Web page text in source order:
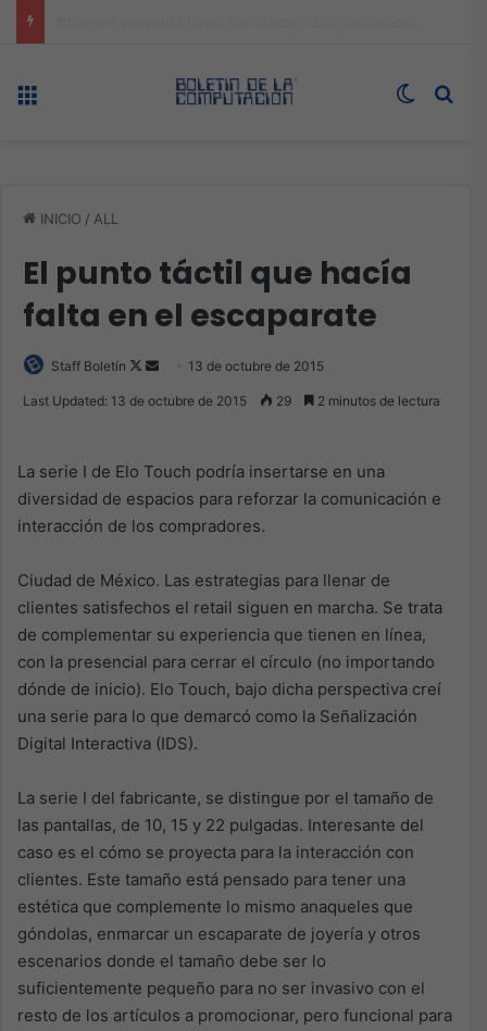
Switch
INICIO / ALL
El punto táctil que hacía
falta en el escaparate
Staff Boletín
Follow
Send 13 de octubre de 2015
Last Updated: 13 de octubre de 2015 29 2 minutos de lectura
La serie I de Elo Touch podría insertarse en una
diversidad de espacios para reforzar la comunicación e
interacción de los compradores.
Ciudad de México. Las estrategias para llenar de
clientes satisfechos el retail siguen en marcha. Se trata
de complementar su experiencia que tienen en línea,
con la presencial para cerrar el círculo (no importando
dónde de inicio). Elo Touch, bajo dicha perspectiva creí
una serie para lo que demarcó como la Señalización
Digital Interactiva (IDS).
La serie I del fabricante, se distingue por el tamaño de
las pantallas, de 10, 15 y 22 pulgadas. Interesante del
caso es el cómo se proyecta para la interacción con
clientes. Este tamaño está pensado para tener una
estética que complemente lo mismo anaqueles que
góndolas, enmarcar un escaparate de joyería y otros
escenarios donde el tamaño debe ser lo
suficientemente pequeño para no ser invasivo con el
resto de los artículos a promocionar, pero funcional para